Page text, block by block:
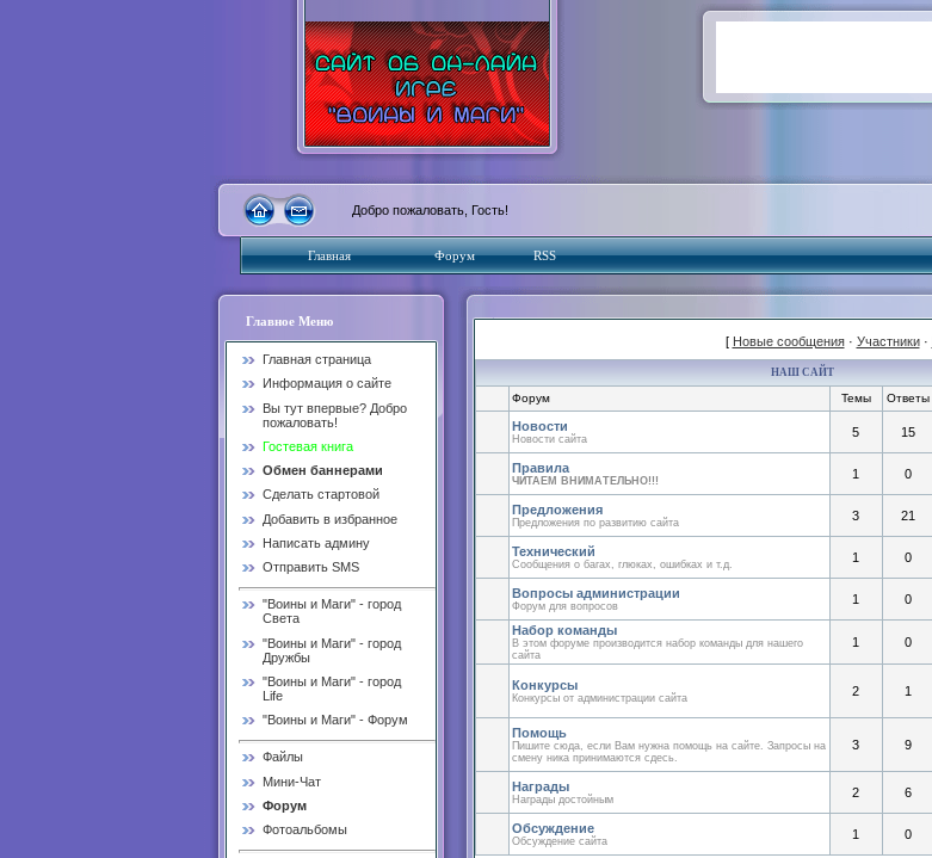
Добро пожаловать, Гость!
Главная Форум RSS
Главное Меню
Главная страница
Информация о сайте
Вы тут впервые? Добро
пожаловать!
Гостевая книга
Обмен баннерами
Сделать стартовой
Добавить в избранное
Написать админу
Отправить SMS
"Воины и Маги" - город
Света
"Воины и Маги" - город
Дружбы
"Воины и Маги" - город
Life
"Воины и Маги" - Форум
Файлы
Мини-Чат
Форум
Фотоальбомы
[ Новые сообщения· Участники·
НАШ САЙТ
Форум Темы Ответы
Новости
Новости сайта 5 15
Правила
ЧИТАЕМ ВНИМАТЕЛЬНО!!! 1 0
Предложения
Предложения по развитию сайта 3 21
Технический
Сообщения о багах, глюках, ошибках и т.д. 1 0
Вопросы администрации
Форум для вопросов 1 0
Набор команды
В этом форуме производится набор команды для нашего
сайта
1 0
Конкурсы
Конкурсы от администрации сайта 2 1
Помощь
Пишите сюда, если Вам нужна помощь на сайте. Запросы на
смену ника принимаются сдесь.
3 9
Награды
Награды достойным 2 6
Обсуждение
Обсуждение сайта 1 0